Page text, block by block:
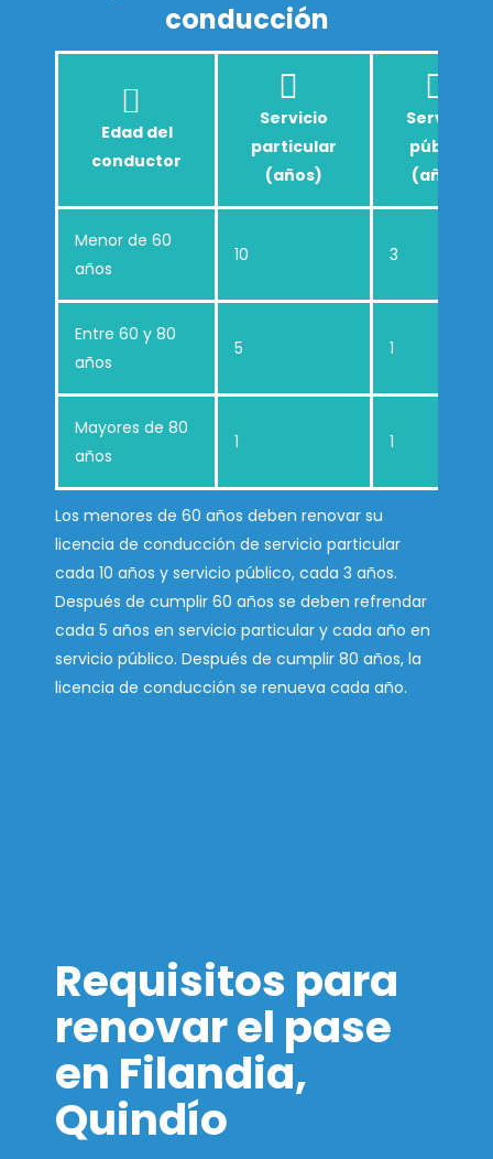
conducción
Edad del
conductor
Servicio
particular
(años)
Servicio
público
(años)
Menor de 60
años
10 3
Entre 60 y 80
años
5 1
Mayores de 80
años
1 1
Los menores de 60 años deben renovar su
licencia de conducción de servicio particular
cada 10 años y servicio público, cada 3 años.
Después de cumplir 60 años se deben refrendar
cada 5 años en servicio particular y cada año en
servicio público. Después de cumplir 80 años, la
licencia de conducción se renueva cada año.
Requisitos para
renovar el pase
en Filandia,
Quindío